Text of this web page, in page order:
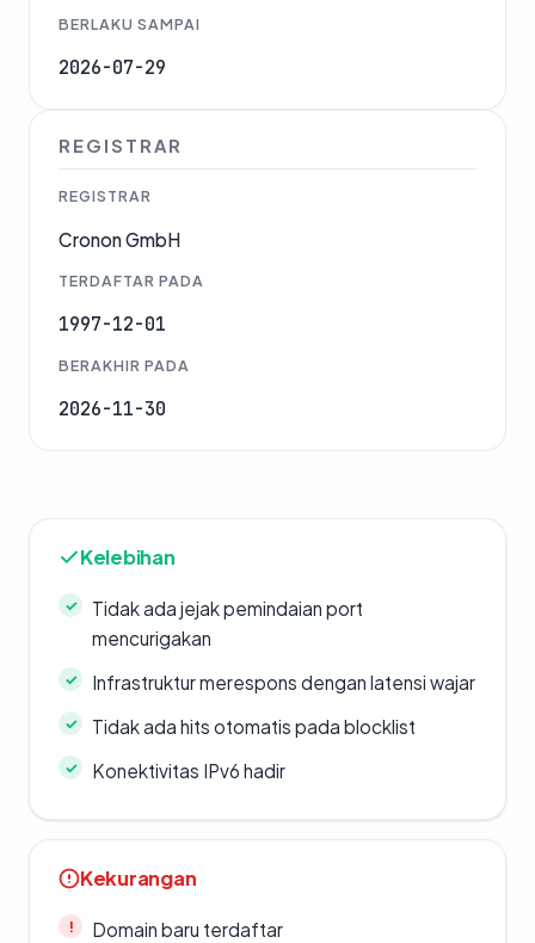
BERLAKU SAMPAI
2026-07-29
REGISTRAR
REGISTRAR
Cronon GmbH
TERDAFTAR PADA
1997-12-01
BERAKHIR PADA
2026-11-30
Kelebihan
Tidak ada jejak pemindaian port
mencurigakan
Infrastruktur merespons dengan latensi wajar
Tidak ada hits otomatis pada blocklist
Konektivitas IPv6 hadir
Kekurangan
Domain baru terdaftar